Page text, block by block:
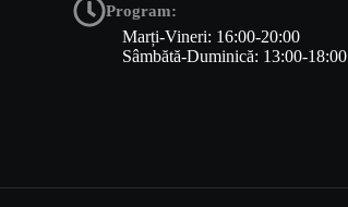
Program:
Marți-Vineri: 16:00-20:00
Sâmbătă-Duminică: 13:00-18:00